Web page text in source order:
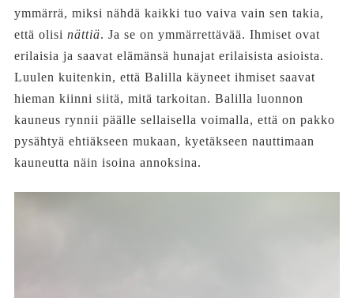
ymmärrä, miksi nähdä kaikki tuo vaiva vain sen takia,
että olisi nättiä. Ja se on ymmärrettävää. Ihmiset ovat
erilaisia ja saavat elämänsä hunajat erilaisista asioista.
Luulen kuitenkin, että Balilla käyneet ihmiset saavat
hieman kiinni siitä, mitä tarkoitan. Balilla luonnon
kauneus rynnii päälle sellaisella voimalla, että on pakko
pysähtyä ehtiäkseen mukaan, kyetäkseen nauttimaan
kauneutta näin isoina annoksina.